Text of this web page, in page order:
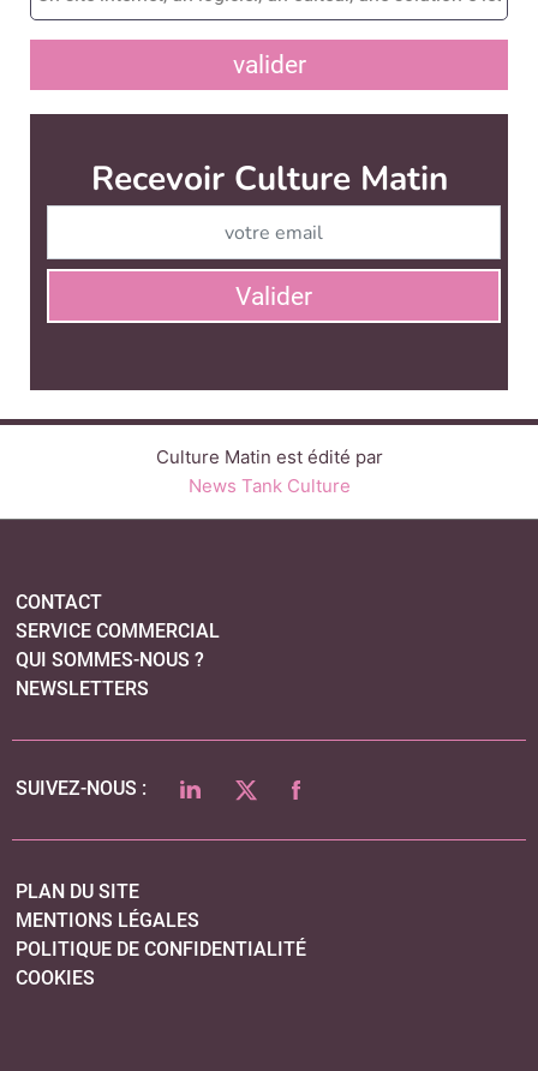
valider
News Tank Culture
SERVICE COMMERCIAL
NEWSLETTERS
LINKEDINTWITTERFACEBOOK
PLAN DU SITE
MENTIONS LÉGALES
POLITIQUE DE CONFIDENTIALITÉ
COOKIES